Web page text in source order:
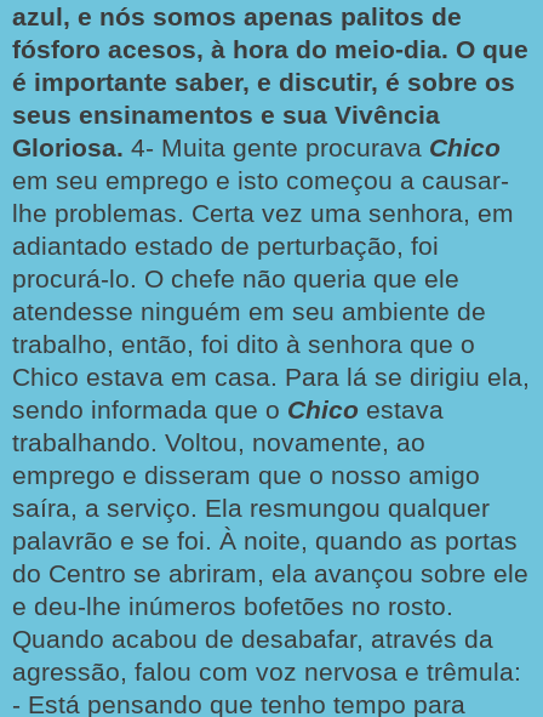
azul, e nós somos apenas palitos de
fósforo acesos, à hora do meio-dia. O que
é importante saber, e discutir, é sobre os
seus ensinamentos e sua Vivência
Gloriosa. 4- Muita gente procurava Chico
em seu emprego e isto começou a causar-
lhe problemas. Certa vez uma senhora, em
adiantado estado de perturbação, foi
procurá-lo. O chefe não queria que ele
atendesse ninguém em seu ambiente de
trabalho, então, foi dito à senhora que o
Chico estava em casa. Para lá se dirigiu ela,
sendo informada que o Chico estava
trabalhando. Voltou, novamente, ao
emprego e disseram que o nosso amigo
saíra, a serviço. Ela resmungou qualquer
palavrão e se foi. À noite, quando as portas
do Centro se abriram, ela avançou sobre ele
e deu-lhe inúmeros bofetões no rosto.
Quando acabou de desabafar, através da
agressão, falou com voz nervosa e trêmula:
- Está pensando que tenho tempo para